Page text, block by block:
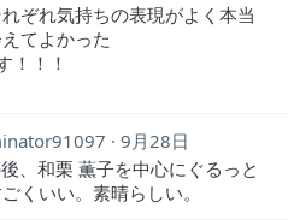
ぞれ気持ちの表現がよく本当
てよかった
！！！
9月28日
、和栗 薫子を中心にぐるっと
くいい。素晴らしい。